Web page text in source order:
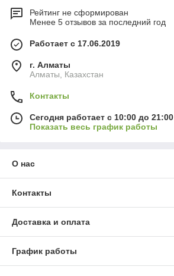
Рейтинг не сформирован
Менее 5 отзывов за последний год
Работает с 17.06.2019
г. Алматы
Алматы, Казахстан
Контакты
Сегодня работает с 10:00 до 21:00
Показать весь график работы
О нас
Контакты
Доставка и оплата
График работы